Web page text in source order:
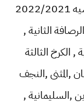
نتائج السادس اعدادي بفرعيه للسنة الدراسيه 2022/2021
الثانية ,
, الكرخ الثالثة
,المثنى ,النجف
,السليمانية ,